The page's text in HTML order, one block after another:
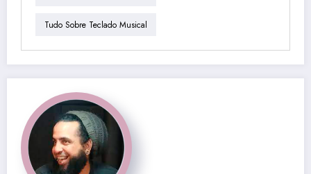
Tudo Sobre Teclado Musical